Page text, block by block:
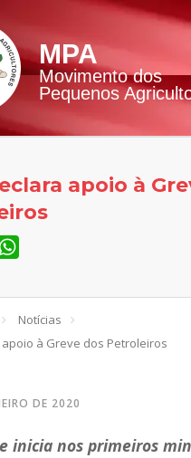
MPA
Movimento dos
Pequenos
apoio à
Notícias
apoio à Greve dos Petroleiros
DE 2020
inicia nos primeiros